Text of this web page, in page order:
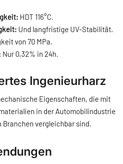
HDT 116°C.
Und langfristige UV-Stabilität.
von 70 MPa.
Nur 0,32% in 24h.
Ingenieurharz
Eigenschaften, die mit
in der Automobilindustrie
Branchen vergleichbar sind.